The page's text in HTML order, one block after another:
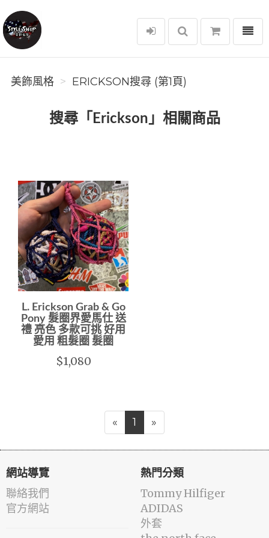
美飾風格
選單
美飾風格 ERICKSON搜尋 (第1頁)
搜尋「Erickson」相關商品
L. Erickson Grab & Go
Pony 髮圈界愛馬仕 送
禮 亮色 多款可挑 好用
愛用 粗髮圈 髮圈
$1,080
« 1 »
網站導覽
聯絡我們
官方網站
熱門分類
Tommy Hilfiger
ADIDAS
外套